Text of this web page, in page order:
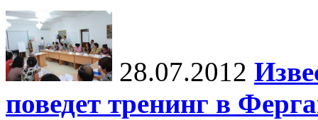
28.07.2012
поведет тренинг в